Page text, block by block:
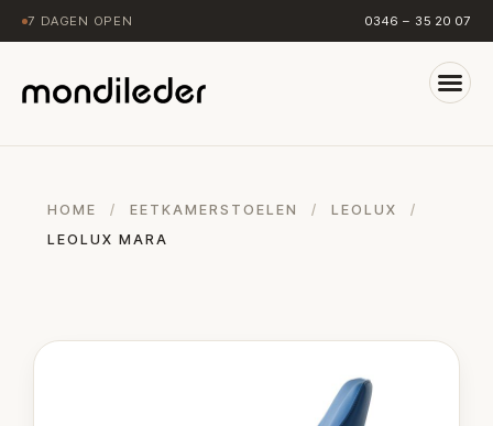
7 DAGEN OPEN 0346 – 35 20 07
HOME / EETKAMERSTOELEN / LEOLUX
/
LEOLUX MARA